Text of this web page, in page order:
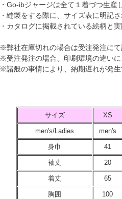
・Go-ibジャージは全て１着づつ生産
・縫製をする際に、サイズ表に明記
・カタログに掲載されている絵柄と
※弊社在庫切れの場合は受注発注に
※受注発注の場合、印刷環境の違い
※諸般の事情により、納期遅れが発生
サイズ XS
men's/Ladies men's
身巾 41
袖丈 20
着丈 65
胸囲 100